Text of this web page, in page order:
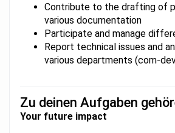
Contribute to the drafting of
various documentation
Participate and manage
Report technical issues and
various departments (com-
Zu deinen Aufgaben
Your future impact